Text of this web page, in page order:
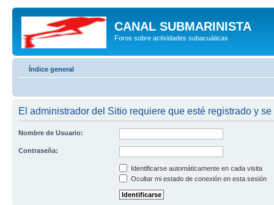
CANAL SUBMARINISTA
Foros sobre actividades subacuáticas
Índice general
El administrador del Sitio requiere que esté registrado y
Nombre de Usuario:
Contraseña:
Identificarse automáticamente en cada visita
Ocultar mi estado de conexión en esta sesión